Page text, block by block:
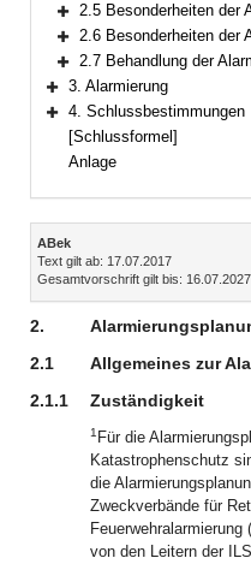
Bereich erweitern
2.5 Besonderheiten der
Bereich erweitern
2.6 Besonderheiten der
Bereich erweitern
2.7 Behandlung der
Bereich erweitern
3. Alarmierung
Bereich erweitern
4. Schlussbestimmungen
[Schlussformel]
Anlage
Inhalt
ABek
Text gilt ab: 17.07.2017
Gesamtvorschrift gilt bis: 16.07.2027
2.
2.1
Allgemeines zur
2.1.1
Zuständigkeit
1 Für die
Katastrophenschutz
die
Zweckverbände für
Feuerwehralarmierung
von den Leitern der